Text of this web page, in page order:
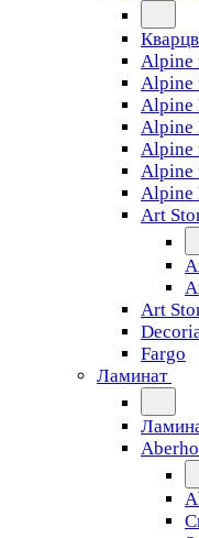
Alpine
Alpine
Alpine
Alpine
Alpine
Alpine
Alpine
Art
Art
Fargo
Ламинат